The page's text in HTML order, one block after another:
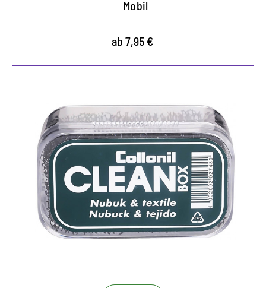
Mobil
ab 7,95 €
Trockenreiniger für Rauleder
und Textilien
entfernt Staub, Schmutz und Fusseln
einfache, hochwirksame Anwendung
frischt auch Kleidungsstücke wie Jacken auf